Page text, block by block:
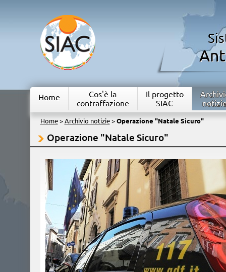
Home
Cos'è la
contraffazione
Il progetto
SIAC
Home> Archivio notizie> Operazione "Natale Sicuro"
Operazione "Natale Sicuro"